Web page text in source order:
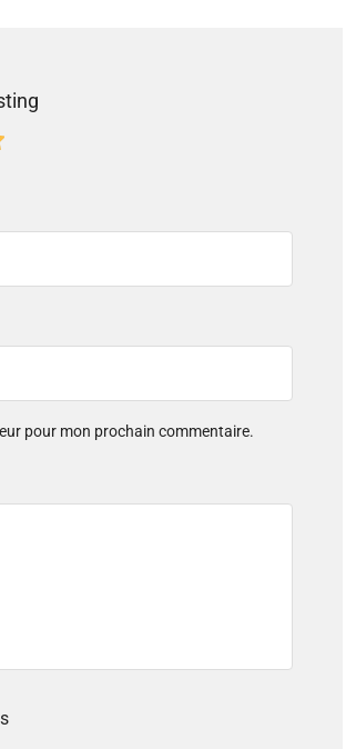
pour mon prochain commentaire.